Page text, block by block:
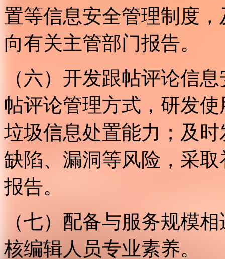
置等信息安全管理制度
向有关主管部门报告。
（六）开发跟帖评论信
帖评论管理方式，研发
垃圾信息处置能力；及
缺陷、漏洞等风险，采
报告。
（七）配备与服务规模
核编辑人员专业素养。